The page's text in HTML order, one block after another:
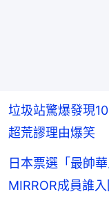
垃圾站驚爆發現
超荒謬理由爆笑
日本票選「最帥
MIRROR成員誰